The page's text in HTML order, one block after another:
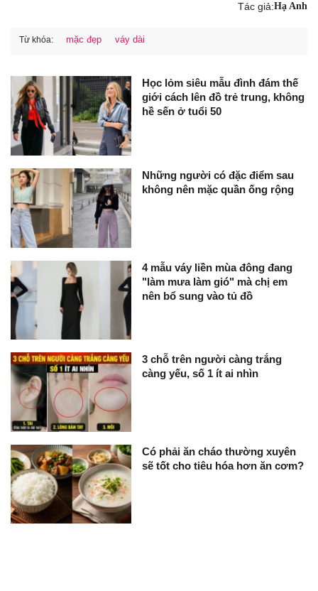
Tác giả:Hạ Anh
Từ khóa: mặc đẹp váy dài
Học lỏm siêu mẫu đình đám thế
giới cách lên đồ trẻ trung, không
hề sến ở tuổi 50
Những người có đặc điểm sau
không nên mặc quần ống rộng
4 mẫu váy liền mùa đông đang
"làm mưa làm gió" mà chị em
nên bổ sung vào tủ đồ
3 chỗ trên người càng trắng
càng yếu, số 1 ít ai nhìn
Có phải ăn cháo thường xuyên
sẽ tốt cho tiêu hóa hơn ăn cơm?